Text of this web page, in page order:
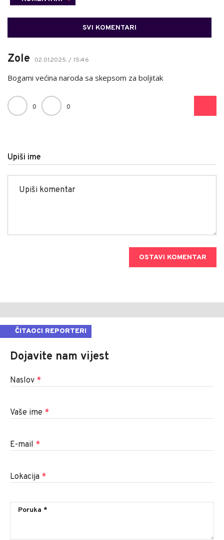
SVI KOMENTARI
Zole 02.01.2025. / 15:46
Bogami većina naroda sa skepsom za boljitak
0 0
Upiši ime
OSTAVI KOMENTAR
ČITAOCI REPORTERI
Dojavite nam vijest
Naslov *
Vaše ime *
E-mail *
Lokacija *